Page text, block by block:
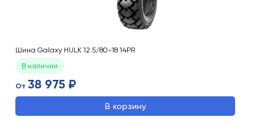
Шина Galaxy HULK 12.5/80-18 14PR
В наличии
От 38 975 ₽
В корзину